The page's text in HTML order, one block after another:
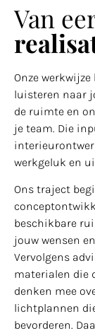
Van
Onze
luisteren naar
de ruimte en
je team. Die
werkgeluk en
Ons traject
beschikbare
jouw wensen
Vervolgens
materialen die
denken mee
lichtplannen
bevorderen.